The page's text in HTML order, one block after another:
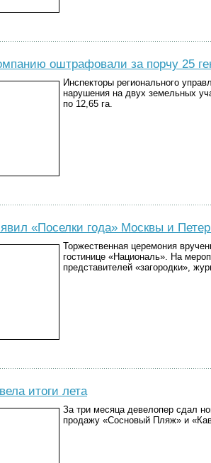
оштрафовали за порчу 25
Инспекторы регионального
нарушения на двух земельных
по 12,65 га.
«Поселки года» Москвы и
Торжественная церемония
гостинице «Националь». На
представителей «загородки»,
итоги лета
За три месяца девелопер сдал
продажу «Сосновый Пляж» и